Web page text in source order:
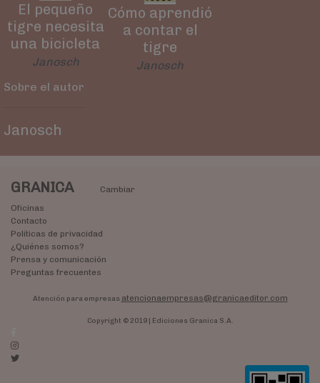
El pequeño
tigre necesita
una bicicleta
Janosch
Cómo aprendió
a contar el
tigre
Janosch
Sobre el autor
Janosch
GRANICA
Cambiar
Oficinas
Contacto
Políticas de privacidad
¿Quiénes somos?
Prensa y comunicación
Preguntas frecuentes
Atención para empresas atencionaempresas@granicaeditor.com
Copyright © 2019 | Ediciones Granica S.A.